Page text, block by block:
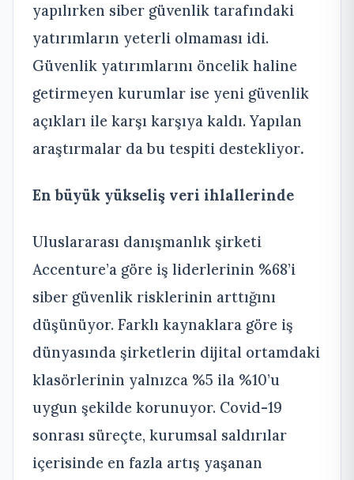
yapılırken siber güvenlik tarafındaki
yatırımların yeterli olmaması idi.
Güvenlik yatırımlarını öncelik haline
getirmeyen kurumlar ise yeni güvenlik
açıkları ile karşı karşıya kaldı. Yapılan
araştırmalar da bu tespiti destekliyor.
En büyük yükseliş veri ihlallerinde
Uluslararası danışmanlık şirketi
Accenture’a göre iş liderlerinin %68’i
siber güvenlik risklerinin arttığını
düşünüyor. Farklı kaynaklara göre iş
dünyasında şirketlerin dijital ortamdaki
klasörlerinin yalnızca %5 ila %10’u
uygun şekilde korunuyor. Covid-19
sonrası süreçte, kurumsal saldırılar
içerisinde en fazla artış yaşanan